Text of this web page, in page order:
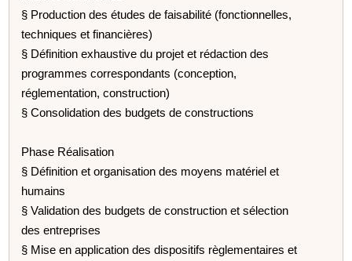
§ Production des études de faisabilité (fonctionnelles,
techniques et financières)
§ Définition exhaustive du projet et rédaction des
programmes correspondants (conception,
réglementation, construction)
§ Consolidation des budgets de constructions
Phase Réalisation
§ Définition et organisation des moyens matériel et
humains
§ Validation des budgets de construction et sélection
des entreprises
§ Mise en application des dispositifs règlementaires et